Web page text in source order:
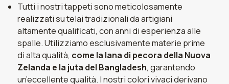
Tutti i nostri tappeti sono meticolosamente
realizzati su telai tradizionali da artigiani
altamente qualificati, con anni di esperienza alle
spalle. Utilizziamo esclusivamente materie prime
di alta qualità, come la lana di pecora della Nuova
Zelanda e la juta del Bangladesh, garantendo
un’eccellente qualità. I nostri colori vivaci derivano